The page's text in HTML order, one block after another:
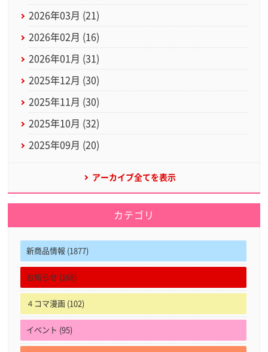
2026年03月 (21)
2026年02月 (16)
2026年01月 (31)
2025年12月 (30)
2025年11月 (30)
2025年10月 (32)
2025年09月 (20)
アーカイブ全てを表示
カテゴリ
新商品情報 (1877)
お知らせ (168)
４コマ漫画 (102)
イベント (95)